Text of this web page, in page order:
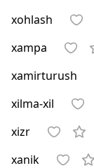
xohlash
xampa
xamirturush
xilma-xil
xizr
xanik